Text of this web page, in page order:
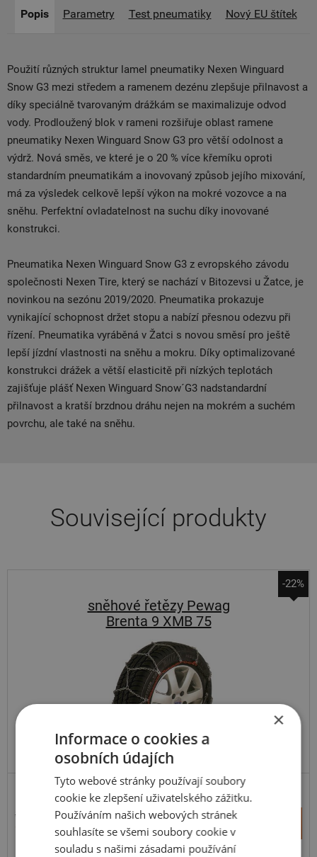
Popis Parametry Test pneumatiky Nový EU štítek
Použití různých struktur lamel pneumatiky Nexen Winguard
Snow G3 mezi středem a ramenem dezénu zlepšuje přilnavost a
díky speciálně tvarovaným drážkám se maximalizuje odvod
vody. Prodloužený blok v rameni rozšiřuje oblast ramene
pneumatiky Nexen Winguard Snow G3 pro větší odolnost a
výdrž. Nová směs, ve které je o 20 % více křemíku oproti
standardním pneumatikám a inovovaný způsob jejího mixování,
má za výsledek celkově lepší výkon na mokré vozovce a na
sněhu. Perfektní ovladatelnost na suchu díky inovované
konstrukci.
Pneumatika Nexen Winguard Snow G3 z evropského závodu
společnosti Nexen Tire, který se nachází v Bitozevsi u Žatce, je
novinkou na sezónu 2019/2020. Pneumatika prokazuje
vynikající schopnost držet stopu a nabízí přesnou odezvu při
řízení. Pneumatika vyráběná v Žatci s novou směsí pro ještě
lepší jízdní vlastnosti na sněhu a mokru. Díky optimalizované
konstrukci drážek a větší elasticitě při nízkých teplotách
zajišťuje plášť Nexen Winguard Snow´G3 nadstandardní
přilnavost a kratší brzdnou dráhu nejen na mokrém a suchém
povrchu, ale také na sněhu.
Související produkty
-22%
sněhové řetězy Pewag
Brenta 9 XMB 75
3 539 Kč
2 743 Kč
+
–
×
Informace o cookies a
osobních údajích
Tyto webové stránky používají soubory
cookie ke zlepšení uživatelského zážitku.
Používáním našich webových stránek
souhlasíte se všemi soubory cookie v
souladu s našimi zásadami používání